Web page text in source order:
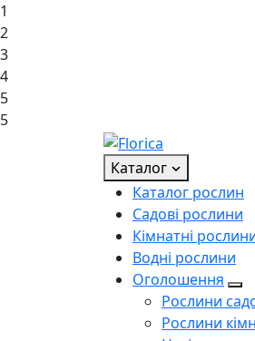
1
2
3
4
5
5
Каталог
Каталог рослин
Садові рослини
Кімнатні
Водні рослини
Оголошення
Рослини
Рослини